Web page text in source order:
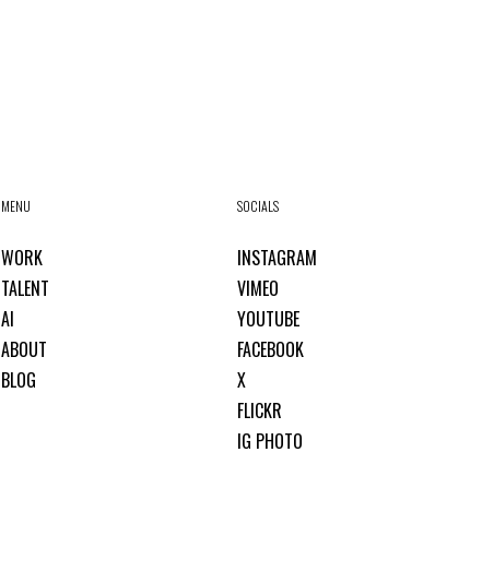
MENU
WORK
TALENT
AI
ABOUT
BLOG
SOCIALS
INSTAGRAM
VIMEO
YOUTUBE
FACEBOOK
X
FLICKR
IG PHOTO